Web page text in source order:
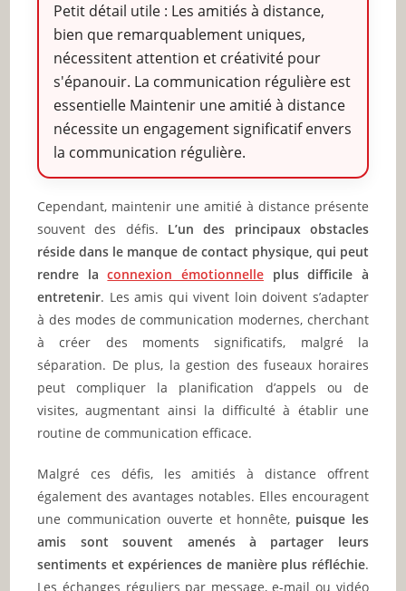
Petit détail utile : Les amitiés à distance,
bien que remarquablement uniques,
nécessitent attention et créativité pour
s'épanouir. La communication régulière est
essentielle Maintenir une amitié à distance
nécessite un engagement significatif envers
la communication régulière.
Cependant, maintenir une amitié à distance présente
souvent des défis. L’un des principaux obstacles
réside dans le manque de contact physique, qui peut
rendre laconnexion émotionnelle plus difficile à
entretenir. Les amis qui vivent loin doivent s’adapter
à des modes de communication modernes, cherchant
à créer des moments significatifs, malgré la
séparation. De plus, la gestion des fuseaux horaires
peut compliquer la planification d’appels ou de
visites, augmentant ainsi la difficulté à établir une
routine de communication efficace.
Malgré ces défis, les amitiés à distance offrent
également des avantages notables. Elles encouragent
une communication ouverte et honnête, puisque les
amis sont souvent amenés à partager leurs
sentiments et expériences de manière plus réfléchie.
Les échanges réguliers par message, e-mail ou vidéo